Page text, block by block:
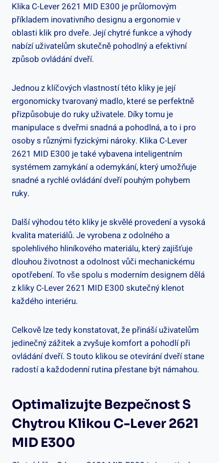
Klika C-Lever 2621 MID E300 je průlomovým
příkladem inovativního designu a ergonomie ⁢v
oblasti klik pro ​dveře. Její chytré funkce a výhody⁢
nabízí uživatelům skutečně pohodlný a efektivní
způsob⁢ ovládání dveří.
Jednou z klíčových vlastností‍ této kliky je její
ergonomicky tvarovaný madlo, které se perfektně
přizpůsobuje do ruky uživatele. Díky ⁢tomu je
manipulace s dveřmi snadná a ⁤pohodlná, a to i pro
osoby s různými fyzickými nároky. Klika⁢ C-Lever
2621 MID E300 je také vybavena inteligentním
systémem zamykání a odemykání, který umožňuje
snadné a rychlé ovládání dveří pouhým pohybem
ruky.
Další výhodou této ‌kliky ​je skvělé provedení ​a vysoká
kvalita‌ materiálů. Je vyrobena z⁢ odolného⁢ a
spolehlivého hliníkového materiálu, který ⁣zajišťuje
dlouhou životnost⁤ a odolnost vůči mechanickému
‍opotřebení. To vše spolu s moderním designem dělá
z kliky C-Lever 2621 MID E300 skutečný klenot
každého interiéru.
Celkově lze tedy konstatovat, že přináší uživatelům
jedinečný zážitek a zvyšuje komfort a pohodlí při
ovládání dveří. S touto klikou se otevírání dveří stane
radostí‌ a​ každodenní rutina přestane být námahou.
Optimalizujte Bezpečnost S
Chytrou Klikou C-Lever 2621
MID E300